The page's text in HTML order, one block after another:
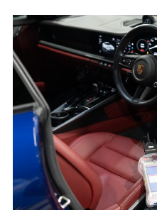
ス
レ
ポ
ー
な
紹
介